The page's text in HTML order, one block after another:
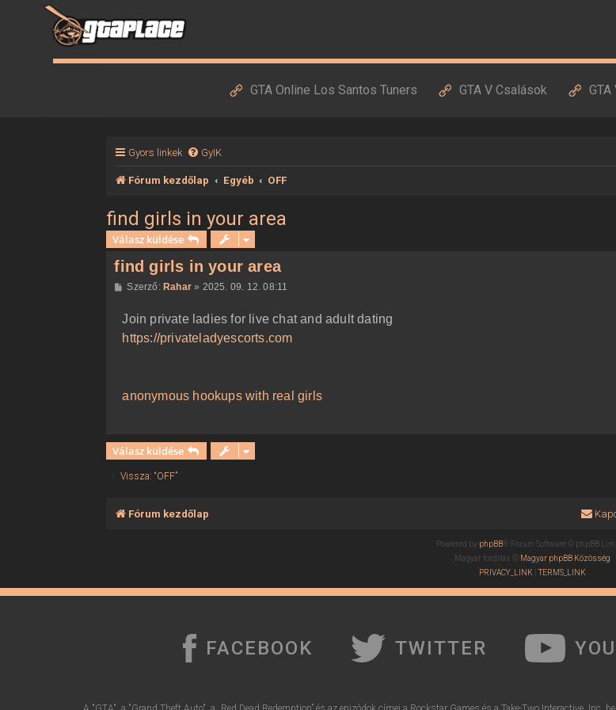
GTA Online Los Santos Tuners GTA V Csalások
Gyors linkek GyIK
Fórum kezdőlap Egyéb OFF
find girls in your area
Válasz küldése
find girls in your area
H
z
á
s
s
Szerző: Rahar » 2025. 09. 12. 08:11
Join private ladies for live chat and adult dating
https://privateladyescorts.com
anonymous hookups with real girls
Válasz küldése
Vissza: “OFF”
Fórum kezdőlap
Powered by phpBB® Forum Software © phpBB
Magyar fordítás © Magyar phpBB Közösség
PRIVACY_LINK|TERMS_LINK
FACEBOOK TWITTER